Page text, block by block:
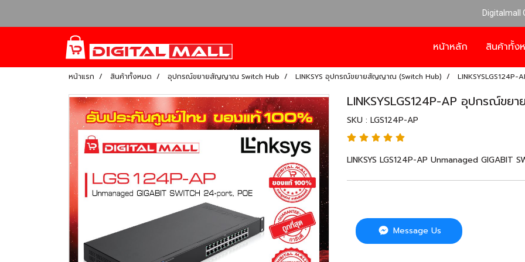
Digitalmall
หน้าหลัก สินค้าทั้
หน้าแรก สินค้าทั้งหมด อุปกรณ์ขยายสัญญาณ Switch Hub LINKSYS อุปกรณ์ขยายสัญญาณ (Switch Hub)
LINKSYSLGS124P-AP อุปกรณ์ข
SKU : LGS124P-AP
LINKSYS LGS124P-AP Unmanaged
Message Us